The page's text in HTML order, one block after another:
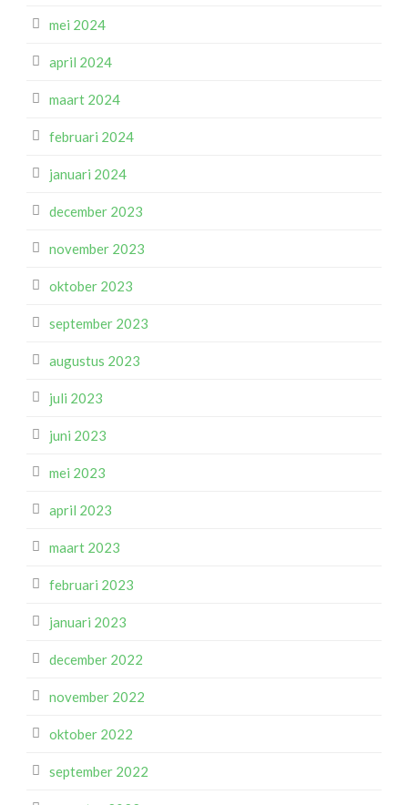
mei 2024
april 2024
maart 2024
februari 2024
januari 2024
december 2023
november 2023
oktober 2023
september 2023
augustus 2023
juli 2023
juni 2023
mei 2023
april 2023
maart 2023
februari 2023
januari 2023
december 2022
november 2022
oktober 2022
september 2022